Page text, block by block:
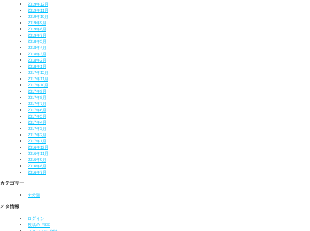
2019年12月
2019年11月
2019年10月
2019年9月
2019年8月
2019年7月
2018年5月
2018年4月
2018年3月
2018年2月
2018年1月
2017年12月
2017年11月
2017年10月
2017年9月
2017年8月
2017年7月
2017年6月
2017年5月
2017年4月
2017年3月
2017年2月
2017年1月
2016年12月
2016年11月
2016年9月
2016年8月
2016年7月
カテゴリー
未分類
メタ情報
ログイン
投稿の RSS